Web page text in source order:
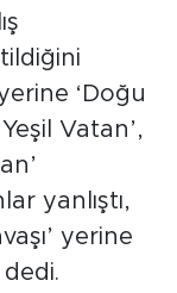
‘Doğu
Vatan’,
yanlıştı,
yerine
dedi.